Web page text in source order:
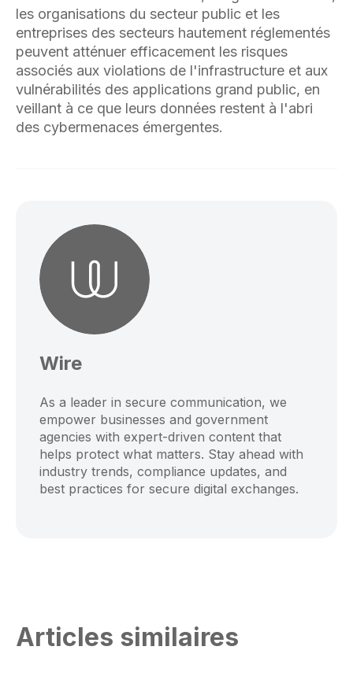
les organisations du secteur public et les
entreprises des secteurs hautement réglementés
peuvent atténuer efficacement les risques
associés aux violations de l'infrastructure et aux
vulnérabilités des applications grand public, en
veillant à ce que leurs données restent à l'abri
des cybermenaces émergentes.
Wire
As a leader in secure communication, we
empower businesses and government
agencies with expert-driven content that
helps protect what matters. Stay ahead with
industry trends, compliance updates, and
best practices for secure digital exchanges.
Articles similaires